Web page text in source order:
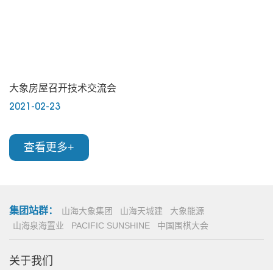
大象房屋召开技术交流会
2021-02-23
查看更多+
集团站群： 山海大象集团 山海天城建
大象能源
山海泉海置业
PACIFIC SUNSHINE 中国围棋大会
关于我们